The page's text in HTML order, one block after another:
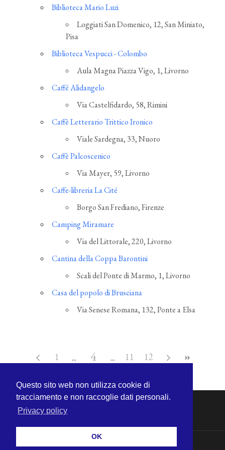
Biblioteca Mario Luzi
Loggiati San Domenico, 12, San Miniato,
Pisa
Biblioteca Vespucci - Colombo
Aula Magna Piazza Vigo, 1, Livorno
Caffé Alidangelo
Via Castelfidardo, 58, Rimini
Caffè Letterario Trittico Ironico
Viale Sardegna, 33, Nuoro
Caffè Palcoscenico
Via Mayer, 59, Livorno
Caffe-libreria La Cité
Borgo San Frediano, Firenze
Camping Miramare
Via del Littorale, 220, Livorno
Cantina della Coppa Barontini
Scali del Ponte di Marmo, 1, Livorno
Casa del popolo di Brusciana
Via Senese Romana, 132, Ponte a Elsa
1 4 11 12
Questo sito web non utilizza cookie di
tracciamento e non raccoglie dati personali.
Privacy policy
OK